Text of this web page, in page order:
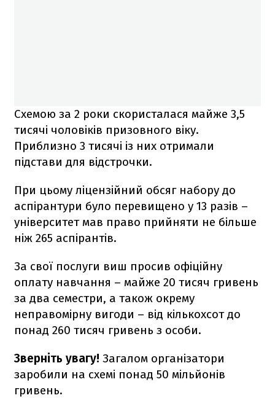
Схемою за 2 роки скористалася майже 3,5
тисячі чоловіків призовного віку.
Приблизно 3 тисячі із них отримали
підстави для відстрочки.
При цьому ліцензійний обсяг набору до
аспірантури було перевищено у 13 разів –
університет мав право прийняти не більше
ніж 265 аспірантів.
За свої послуги виш просив офіційну
оплату навчання – майже 20 тисяч гривень
за два семестри, а також окрему
неправомірну вигоди – від кількохсот до
понад 260 тисяч гривень з особи.
Зверніть увагу! Загалом організатори
заробили на схемі понад 50 мільйонів
гривень.